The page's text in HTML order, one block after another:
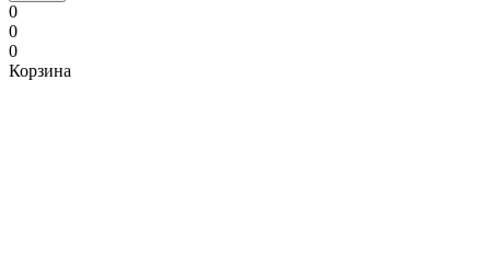
0
0
0
Корзина